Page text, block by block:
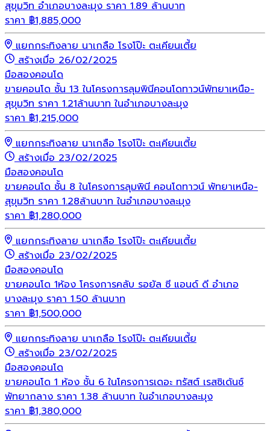
สุขุมวิท อำเภอบางละมุง ราคา 1.89 ล้านบาท
ราคา ฿1,885,000
แยกกระทิงลาย นาเกลือ โรงโป๊ะ ตะเคียนเตี้ย
สร้างเมื่อ 26/02/2025
มือสองคอนโด
ขายคอนโด ชั้น 13 ในโครงการลุมพินีคอนโดทาวน์พัทยาเหนือ-
สุขุมวิท ราคา 1.21ล้านบาท ในอำเภอบางละมุง
ราคา ฿1,215,000
แยกกระทิงลาย นาเกลือ โรงโป๊ะ ตะเคียนเตี้ย
สร้างเมื่อ 23/02/2025
มือสองคอนโด
ขายคอนโด ชั้น 8 ในโครงการลุมพินี คอนโดทาวน์ พัทยาเหนือ-
สุขุมวิท ราคา 1.28ล้านบาท ในอำเภอบางละมุง
ราคา ฿1,280,000
แยกกระทิงลาย นาเกลือ โรงโป๊ะ ตะเคียนเตี้ย
สร้างเมื่อ 23/02/2025
มือสองคอนโด
ขายคอนโด 1ห้อง โครงการคลับ รอยัล ซี แอนด์ ดี อำเภอ
บางละมุง ราคา 1.50 ล้านบาท
ราคา ฿1,500,000
แยกกระทิงลาย นาเกลือ โรงโป๊ะ ตะเคียนเตี้ย
สร้างเมื่อ 23/02/2025
มือสองคอนโด
ขายคอนโด 1 ห้อง ชั้น 6 ในโครงการเดอะ ทรัสต์ เรสซิเด้นซ์
พัทยากลาง ราคา 1.38 ล้านบาท ในอำเภอบางละมุง
ราคา ฿1,380,000